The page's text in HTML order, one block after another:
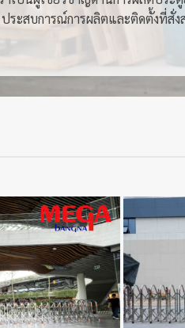
ประสบการณ์การผลิตและติดตั้งที่สั่